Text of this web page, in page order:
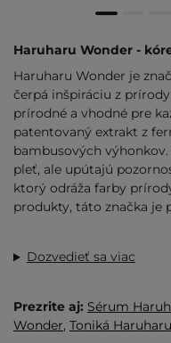
Haruharu Wonder -
Haruharu Wonder je
čerpá inšpiráciu z
prírodné a vhodné pre
patentovaný extrakt z
bambusových
pleť, ale upútajú
ktorý odráža farby
produkty, táto značka je
Dozvedieť sa viac
Prezrite aj: Sérum
Wonder, Toniká